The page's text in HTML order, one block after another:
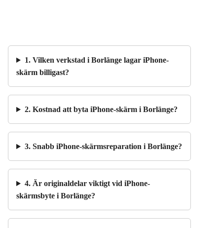
1. Vilken verkstad i Borlänge lagar iPhone-
skärm billigast?
2. Kostnad att byta iPhone-skärm i Borlänge?
3. Snabb iPhone-skärmsreparation i Borlänge?
4. Är originaldelar viktigt vid iPhone-
skärmsbyte i Borlänge?